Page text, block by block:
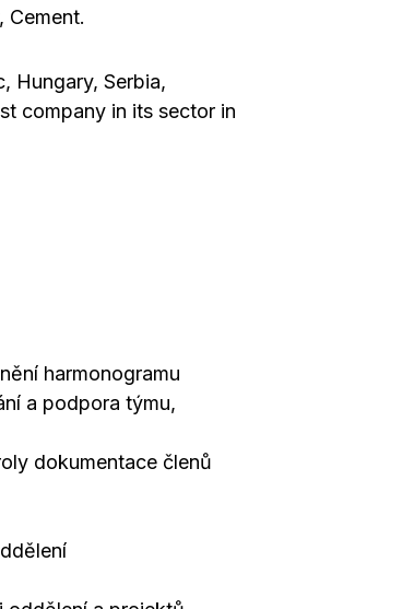
Cement.
Hungary, Serbia,
company in its sector in
harmonogramu
a podpora týmu,
dokumentace členů